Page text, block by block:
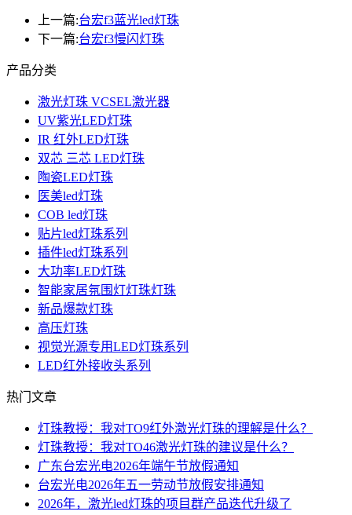
上一篇:台宏f3蓝光led灯珠
下一篇:台宏f3慢闪灯珠
产品分类
激光灯珠 VCSEL激光器
UV紫光LED灯珠
IR 红外LED灯珠
双芯 三芯 LED灯珠
陶瓷LED灯珠
医美led灯珠
COB led灯珠
贴片led灯珠系列
插件led灯珠系列
大功率LED灯珠
智能家居氛围灯灯珠灯珠
新品爆款灯珠
高压灯珠
视觉光源专用LED灯珠系列
LED红外接收头系列
热门文章
灯珠教授：我对TO9红外激光灯珠的理解是什么？
灯珠教授：我对TO46激光灯珠的建议是什么？
广东台宏光电2026年端午节放假通知
台宏光电2026年五一劳动节放假安排通知
2026年，激光led灯珠的项目群产品迭代升级了